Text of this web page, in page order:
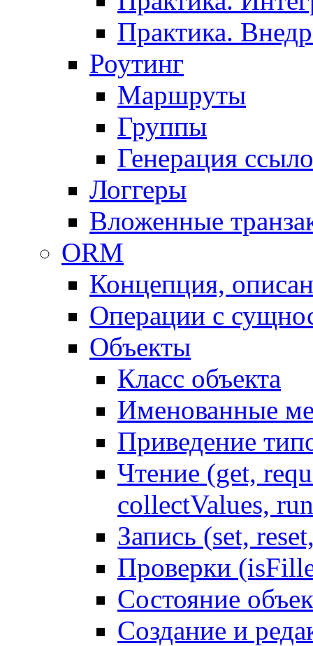
Практика.
Роутинг
Маршруты
Группы
Генерация
Логгеры
Вложенные
ORM
Концепция,
Операции с
Объекты
Класс объекта
Именованные
Приведение
Чтение (get,
collectValues,
Запись (set,
Проверки
Состояние
Создание и